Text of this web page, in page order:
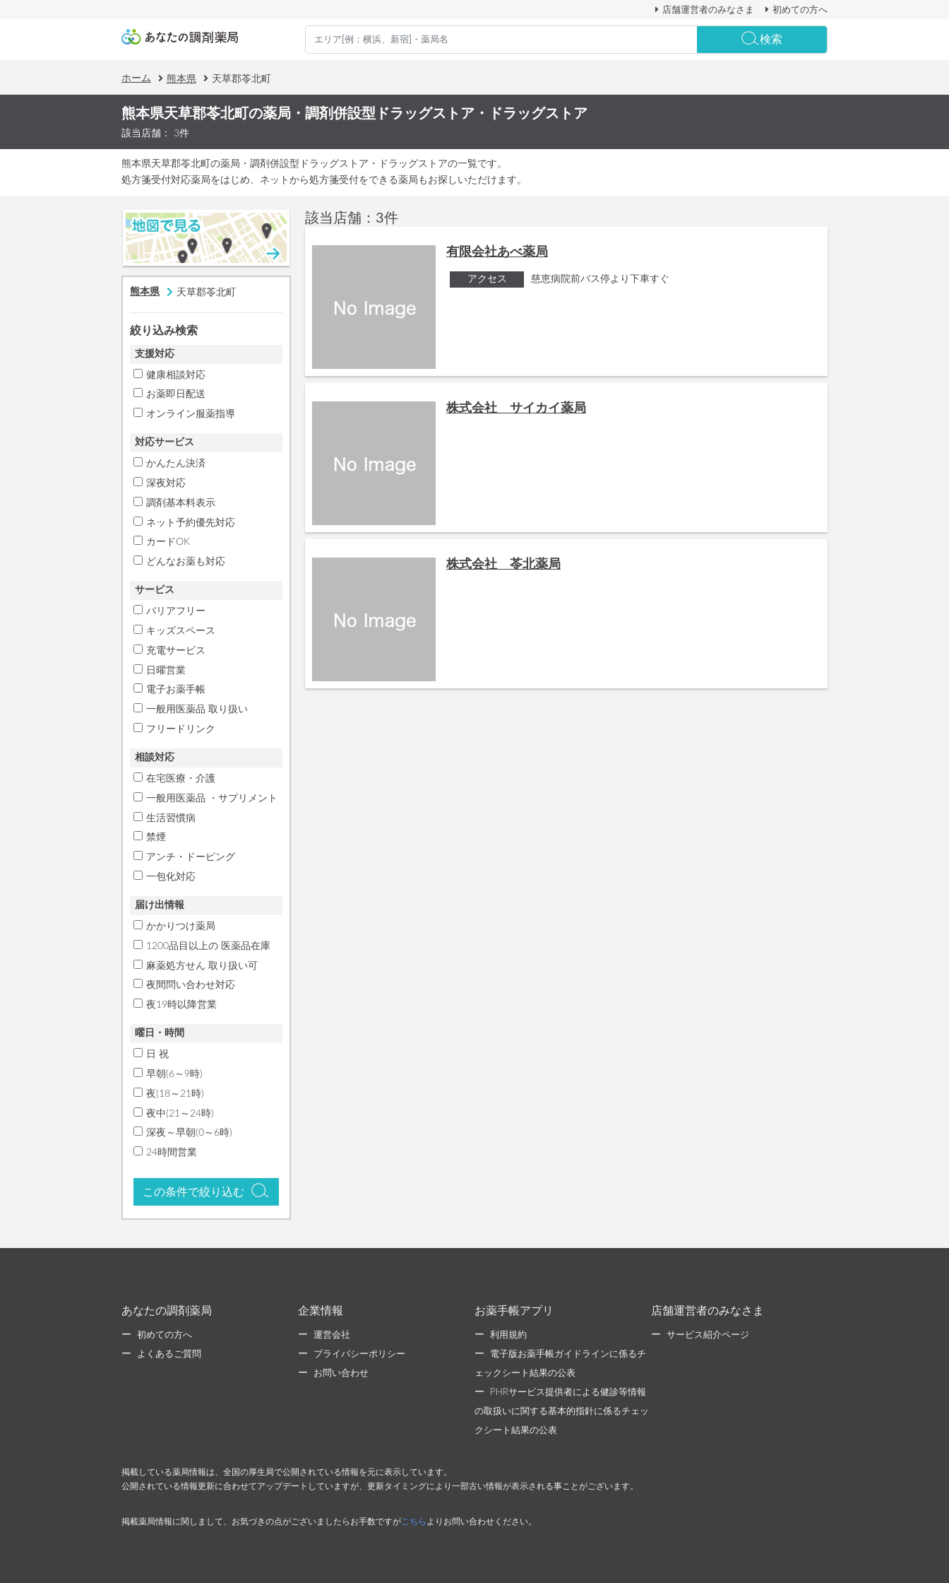
店舗運営者のみなさま 初めての方へ
検索
ホーム 熊本県 天草郡苓北町
熊本県天草郡苓北町の薬局・調剤併設型ドラッグストア・ドラッグストア
該当店舗： 3件
熊本県天草郡苓北町の薬局・調剤併設型ドラッグストア・ドラッグストアの一覧です。
処方箋受付対応薬局をはじめ、ネットから処方箋受付をできる薬局もお探しいただけます。
熊本県 天草郡苓北町
絞り込み検索
支援対応
健康相談対応
お薬即日配送
オンライン服薬指導
対応サービス
かんたん決済
深夜対応
調剤基本料表示
ネット予約優先対応
カードOK
どんなお薬も対応
サービス
バリアフリー
キッズスペース
充電サービス
日曜営業
電子お薬手帳
一般用医薬品 取り扱い
フリードリンク
相談対応
在宅医療・介護
一般用医薬品 ・サプリメント
生活習慣病
禁煙
アンチ・ドーピング
一包化対応
届け出情報
かかりつけ薬局
1200品目以上の 医薬品在庫
麻薬処方せん 取り扱い可
夜間問い合わせ対応
夜19時以降営業
曜日・時間
日 祝
早朝(6～9時)
夜(18～21時)
夜中(21～24時)
深夜～早朝(0～6時)
24時間営業
この条件で絞り込む
該当店舗：3件
有限会社あべ薬局
アクセス 慈恵病院前バス停より下車すぐ
株式会社 サイカイ薬局
株式会社 苓北薬局
あなたの調剤薬局
初めての方へ
よくあるご質問
企業情報
運営会社
プライバシーポリシー
お問い合わせ
お薬手帳アプリ
利用規約
電子版お薬手帳ガイドラインに係るチ
ェックシート結果の公表
PHRサービス提供者による健診等情報
の取扱いに関する基本的指針に係るチェッ
クシート結果の公表
店舗運営者のみなさま
サービス紹介ページ
掲載している薬局情報は、全国の厚生局で公開されている情報を元に表示しています。
公開されている情報更新に合わせてアップデートしていますが、更新タイミングにより一部古い情報が表示される事ことがございます。
掲載薬局情報に関しまして、お気づきの点がございましたらお手数ですがこちら よりお問い合わせください。